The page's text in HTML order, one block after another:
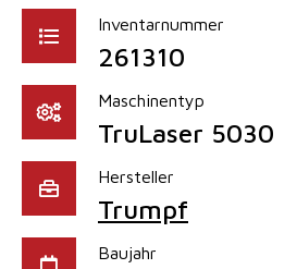
Inventarnummer
261310
Maschinentyp
TruLaser 5030
Hersteller
Trumpf
Baujahr